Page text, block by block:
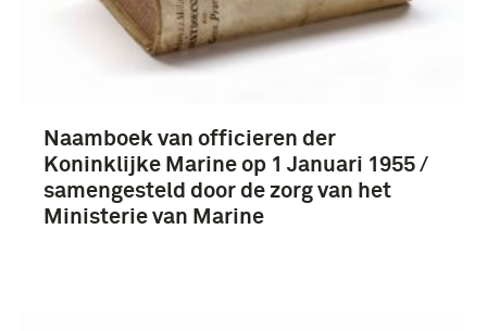
Naamboek van officieren der
Koninklijke Marine op 1 Januari 1955 /
samengesteld door de zorg van het
Ministerie van Marine